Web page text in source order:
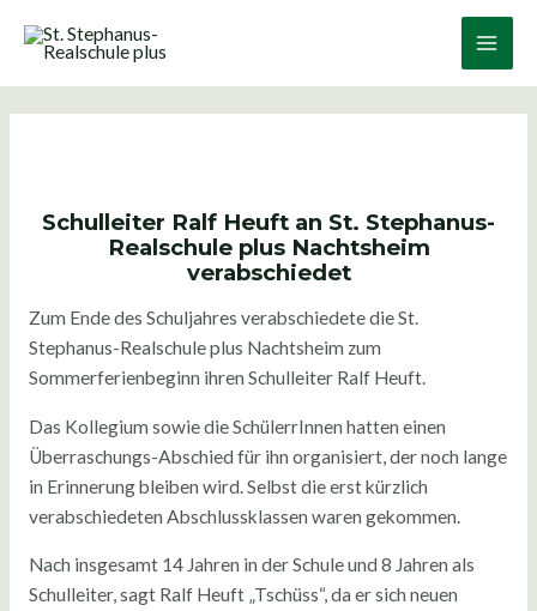
Inhalt
Main
Schulleiter Ralf Heuft an St. Stephanus-
Realschule plus Nachtsheim
verabschiedet
Zum Ende des Schuljahres verabschiedete die St.
Stephanus-Realschule plus Nachtsheim zum
Sommerferienbeginn ihren Schulleiter Ralf Heuft.
Das Kollegium sowie die SchülerrInnen hatten einen
Überraschungs-Abschied für ihn organisiert, der noch lange
in Erinnerung bleiben wird. Selbst die erst kürzlich
verabschiedeten Abschlussklassen waren gekommen.
Nach insgesamt 14 Jahren in der Schule und 8 Jahren als
Schulleiter, sagt Ralf Heuft „Tschüss“, da er sich neuen
navigation